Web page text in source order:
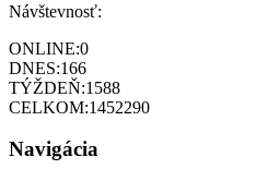
Návštevnosť:
ONLINE:0
DNES:166
TÝŽDEŇ:1588
CELKOM:1452290
Navigácia